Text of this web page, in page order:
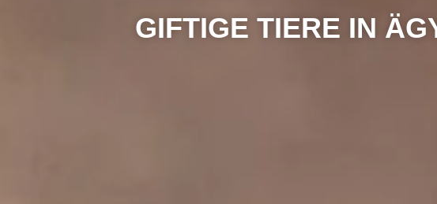
GIFTIGE TIERE IN